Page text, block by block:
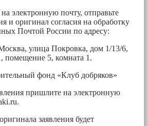
электронную почту, отправьте
и оригинал согласия на обработку
Почтой России по адресу:
улица Покровка, дом 1/13/6,
помещение 5, комната 1.
фонд «Клуб добряков»
пришлите на электронную
.
заявления будет